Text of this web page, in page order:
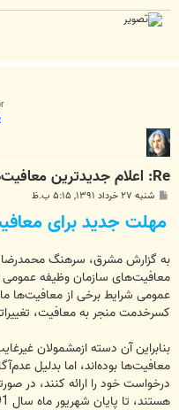
Re: اعلام جدید‌ترین معافیت‌های خدمت سربازی
ت
شنبه ۲۷ خرداد ۱۳۹۱, ۵:۱۵ ب.ظ
مهلت جدید برای
به گزارش مشرق، سرهنگ محمدرضا
معافیت‌های سازمان وظیفه
عمومی شرایط برخی از معافیت‌ها
کسرخدمت منجر به معافیت،
معافیت‌ها بوده‌اند، اما بدلیل
درخواست خود را ارائه کنند، در